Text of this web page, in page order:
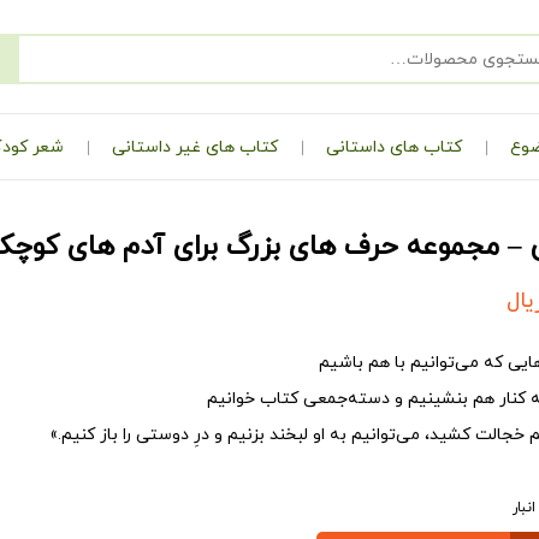
کتاب های داستانی کتاب های غیر داستانی شعر
– مجموعه حرف های بزرگ برای آدم های
که می‌توانیم با هم باشیم
کنار هم بنشینیم و دسته‌جمعی کتاب خوانیم
کشید، می‌توانیم به او لبخند بزنیم و درِ دوستی را باز کنیم.»